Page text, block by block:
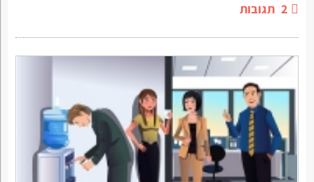
2 תגובות